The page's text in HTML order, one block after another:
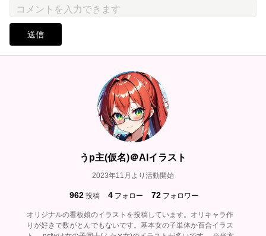
送信
うp主(仮名)＠AIイラスト
2023年11月より活動開始
962 投稿 4 フォロー 72 フォロワー
オリジナルの看板娘のイラストを投稿しています。オリキャラ作
りが好きで数がとんでもないです。基本女の子単体か百合イラス